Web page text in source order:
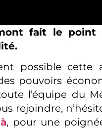
fait le
possible cette
pouvoirs
l’équipe du
rejoindre,
, pour une